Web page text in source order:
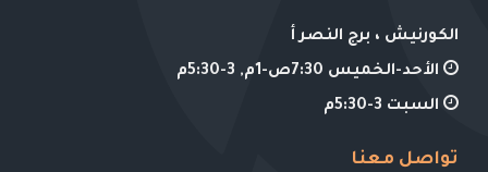
الكورنيش ، برج النصر أ
الأحد-الخميس 7:30ص-1م, 3-5:30م
السبت 3-5:30م
تواصل معنا